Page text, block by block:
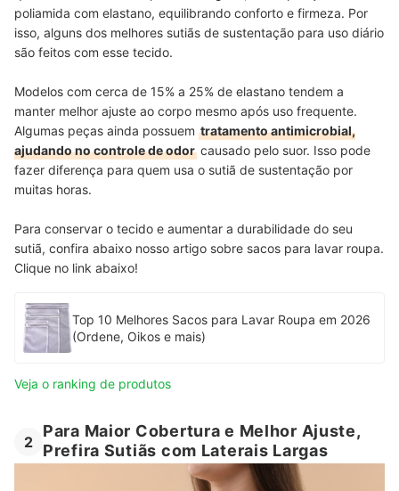
poliamida com elastano, equilibrando conforto e firmeza. Por
isso, alguns dos melhores sutiãs de sustentação para uso diário
são feitos com esse tecido.
Modelos com cerca de 15% a 25% de elastano tendem a
manter melhor ajuste ao corpo mesmo após uso frequente.
Algumas peças ainda possuem tratamento antimicrobial,
ajudando no controle de odor causado pelo suor. Isso pode
fazer diferença para quem usa o sutiã de sustentação por
muitas horas.
Para conservar o tecido e aumentar a durabilidade do seu
sutiã, confira abaixo nosso artigo sobre sacos para lavar roupa.
Clique no link abaixo!
Top 10 Melhores Sacos para Lavar Roupa em 2026
(Ordene, Oikos e mais)
Veja o ranking de produtos
2
Para Maior Cobertura e Melhor Ajuste,
Prefira Sutiãs com Laterais Largas